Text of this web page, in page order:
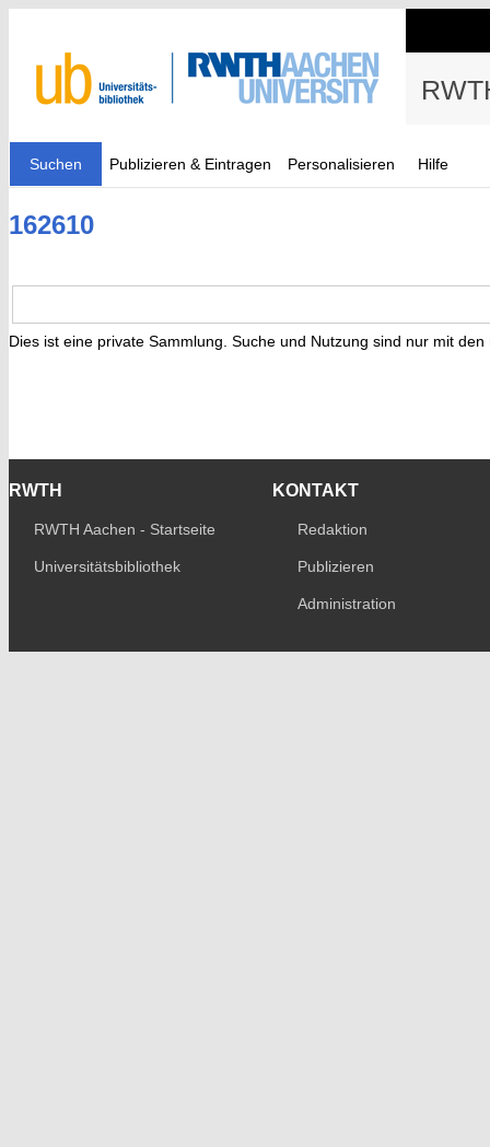
Suchen Publizieren & Eintragen Personalisieren Hilfe
162610
Dies ist eine private Sammlung. Suche und Nutzung sind nur mit
RWTH
RWTH Aachen - Startseite
Universitätsbibliothek
KONTAKT
Redaktion
Publizieren
Administration